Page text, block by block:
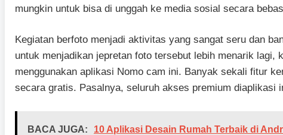
mungkin untuk bisa di unggah ke media sosial secara
Kegiatan berfoto menjadi aktivitas yang sangat seru dan
untuk menjadikan jepretan foto tersebut lebih menarik lagi,
menggunakan aplikasi Nomo cam ini. Banyak sekali fitur
secara gratis. Pasalnya, seluruh akses premium diaplikasi
BACA JUGA: 10 Aplikasi Desain Rumah Terbaik di